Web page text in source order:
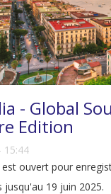
- Global
Edition
15:44
ouvert pour
19 juin 2025.